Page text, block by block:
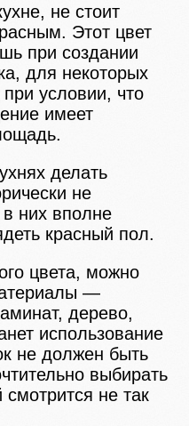
не стоит
Этот цвет
при создании
для некоторых
условии, что
имеет
делать
не
в них вполне
красный пол.
цвета, можно
—
дерево,
использование
не должен быть
выбирать
не так